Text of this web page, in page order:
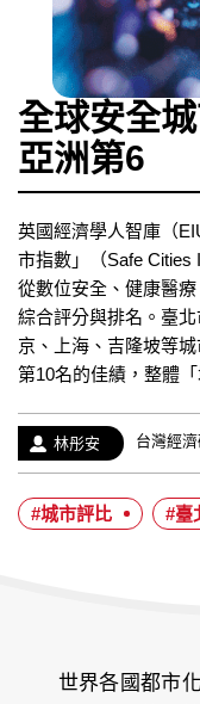
全球安全
亞洲第6
英國經濟學人智庫（
市指數」（Safe Cities
從數位安全、健康醫
綜合評分與排名。臺
京、上海、吉隆坡等
第10名的佳績，整體
作
者：
林彤安
經
歷：
台灣經
#城市評比 #臺
世界各國都市